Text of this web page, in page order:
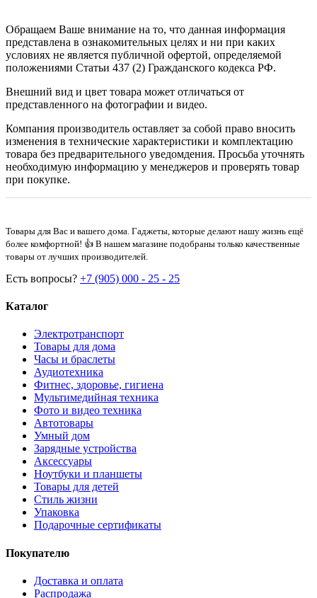
Обращаем Ваше внимание на то, что данная информация
представлена в ознакомительных целях и ни при каких
условиях не является публичной офертой, определяемой
положениями Статьи 437 (2) Гражданского кодекса РФ.
Внешний вид и цвет товара может отличаться от
представленного на фотографии и видео.
Компания производитель оставляет за собой право вносить
изменения в технические характеристики и комплектацию
товара без предварительного уведомдения. Просьба уточнять
необходимую информацию у менеджеров и проверять товар
при покупке.
Товары для Вас и вашего дома. Гаджеты, которые делают нашу жизнь ещё
более комфортной! 👍 В нашем магазине подобраны только качественные
товары от лучших производителей.
Есть вопросы? +7 (905) 000 - 25 - 25
Каталог
Электротранспорт
Товары для дома
Часы и браслеты
Аудиотехника
Фитнес, здоровье, гигиена
Мультимедийная техника
Фото и видео техника
Автотовары
Умный дом
Зарядные устройства
Аксессуары
Ноутбуки и планшеты
Товары для детей
Стиль жизни
Упаковка
Подарочные сертификаты
Покупателю
Доставка и оплата
Распродажа